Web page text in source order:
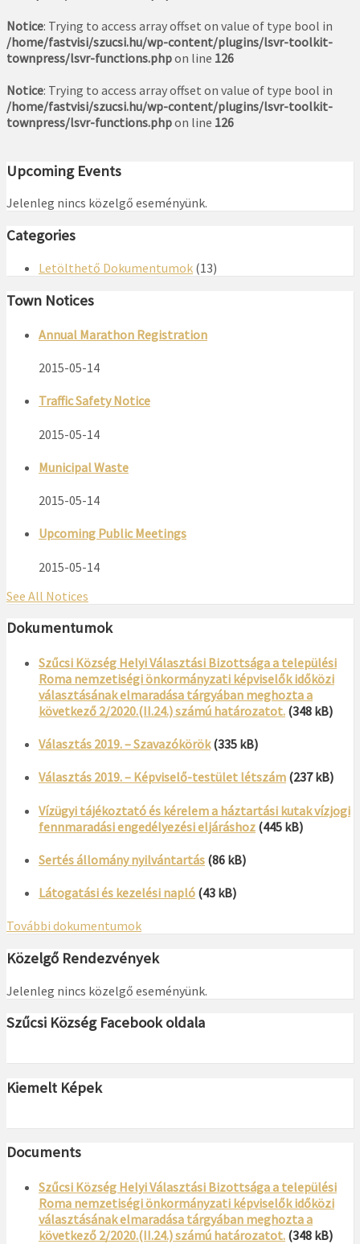
Notice: Trying to access array offset on value of type bool in
/home/fastvisi/szucsi.hu/wp-content/plugins/lsvr-toolkit-
townpress/lsvr-functions.phpon line 126
Notice: Trying to access array offset on value of type bool in
/home/fastvisi/szucsi.hu/wp-content/plugins/lsvr-toolkit-
townpress/lsvr-functions.phpon line 126
Upcoming Events
Jelenleg nincs közelgő eseményünk.
Categories
Letölthető Dokumentumok (13)
Town Notices
Annual Marathon Registration
2015-05-14
Traffic Safety Notice
2015-05-14
Municipal Waste
2015-05-14
Upcoming Public Meetings
2015-05-14
See All Notices
Dokumentumok
Szűcsi Község Helyi Választási Bizottsága a települési
Roma nemzetiségi önkormányzati képviselők időközi
választásának elmaradása tárgyában meghozta a
következő 2/2020.(II.24.) számú határozatot. (348 kB)
Választás 2019. – Szavazókörök (335 kB)
Választás 2019. – Képviselő-testület létszám (237 kB)
Vízügyi tájékoztató és kérelem a háztartási kutak vízjogi
fennmaradási engedélyezési eljáráshoz (445 kB)
Sertés állomány nyilvántartás (86 kB)
Látogatási és kezelési napló (43 kB)
További dokumentumok
Közelgő Rendezvények
Jelenleg nincs közelgő eseményünk.
Szűcsi Község Facebook oldala
Kiemelt Képek
Documents
Szűcsi Község Helyi Választási Bizottsága a települési
Roma nemzetiségi önkormányzati képviselők időközi
választásának elmaradása tárgyában meghozta a
következő 2/2020.(II.24.) számú határozatot. (348 kB)